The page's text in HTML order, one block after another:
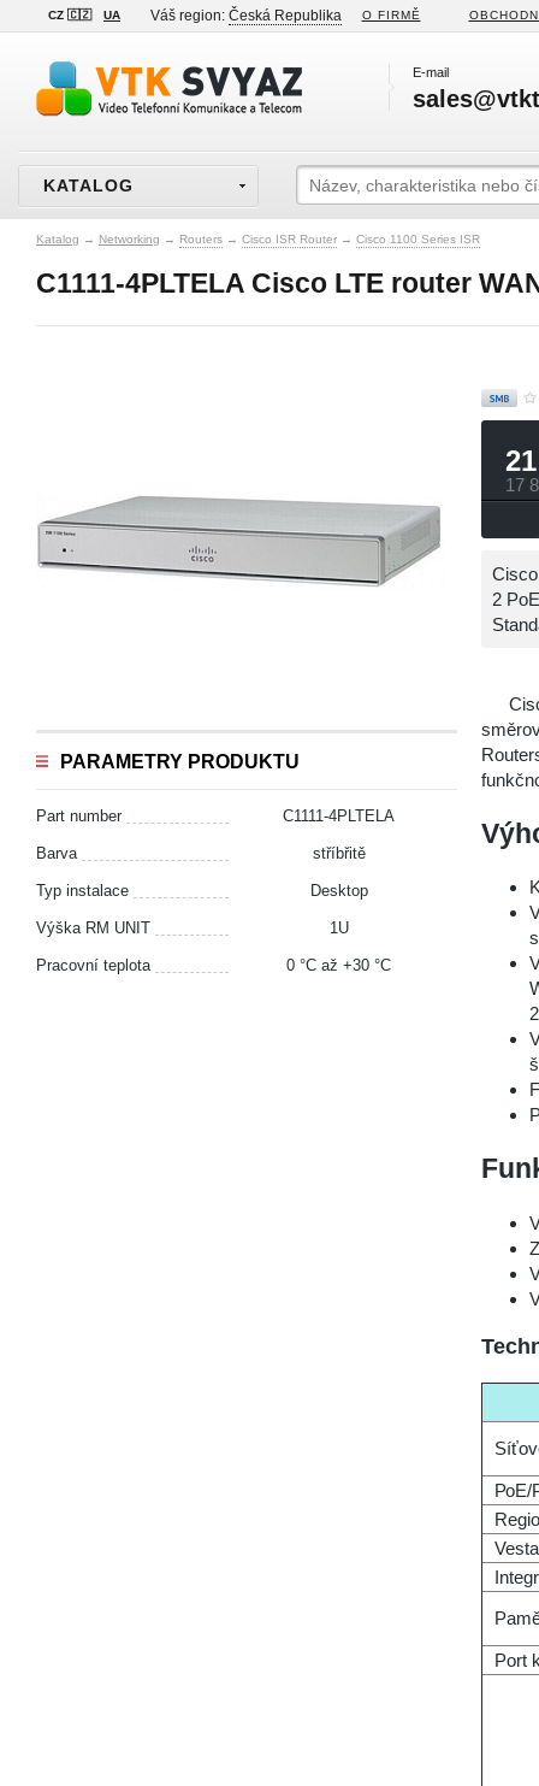
CZ 🇨🇿 UA Váš region: Česká Republika O FIRMĚ
E-mail
KATALOG
Katalog → Networking → Routers → Cisco ISR Router → Cisco 1100 Series ISR
C1111-4PLTELA Cisco LTE router
PARAMETRY PRODUKTU
Part number C1111-4PLTELA
Barva stříbřitě
Typ instalace Desktop
Výška RM UNIT 1U
Pracovní teplota 0 °С až +30 °С
17
2
РоЕ/
Port